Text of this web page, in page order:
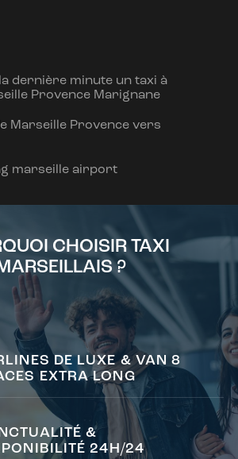
dernière minute un taxi à
Provence Marignane
Marseille Provence vers
marseille airport
CHOISIR TAXI
?
DE LUXE & VAN 8
EXTRA LONG
&
24H/24